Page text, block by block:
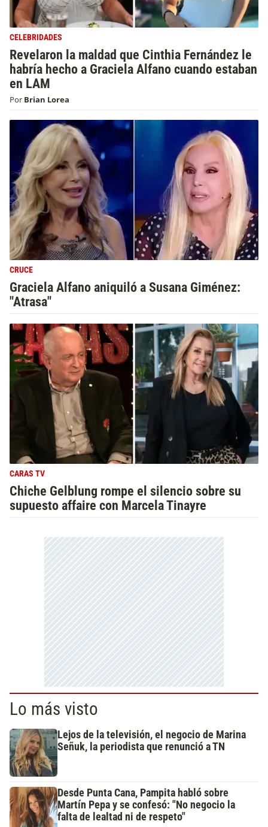
CELEBRIDADES
Revelaron la maldad que Cinthia Fernández le
habría hecho a Graciela Alfano cuando estaban
en LAM
Por Brian Lorea
CRUCE
Graciela Alfano aniquiló a Susana Giménez:
"Atrasa"
CARAS TV
Chiche Gelblung rompe el silencio sobre su
supuesto affaire con Marcela Tinayre
Lo más visto
Lejos de la televisión, el negocio de Marina
Señuk, la periodista que renunció a TN
Desde Punta Cana, Pampita habló sobre
Martín Pepa y se confesó: "No negocio la
falta de lealtad ni de respeto"